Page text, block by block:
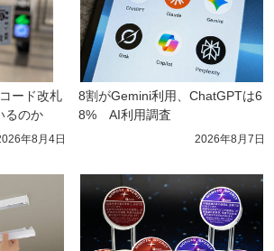
ード改札
るのか
年8月4日
8割がGemini利用、ChatGPTは6
8%　AI利用調査
2026年8月7日